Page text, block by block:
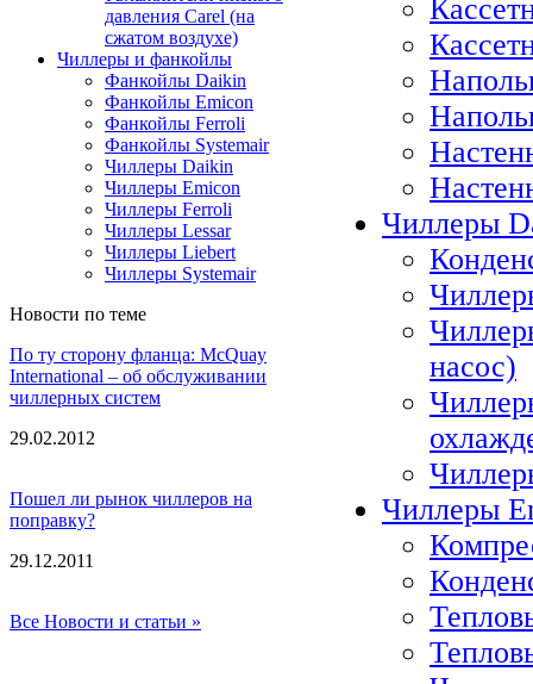
давления Carel (на
сжатом воздухе)
Чиллеры и фанкойлы
Фанкойлы Daikin
Фанкойлы Emicon
Фанкойлы Ferroli
Фанкойлы Systemair
Чиллеры Daikin
Чиллеры Emicon
Чиллеры Ferroli
Чиллеры Lessar
Чиллеры Liebert
Чиллеры Systemair
Новости по теме
По ту сторону фланца: McQuay
International – об обслуживании
чиллерных систем
29.02.2012
Пошел ли рынок чиллеров на
поправку?
29.12.2011
Все Новости и статьи »
Чиллеры
насос)
Чиллеры